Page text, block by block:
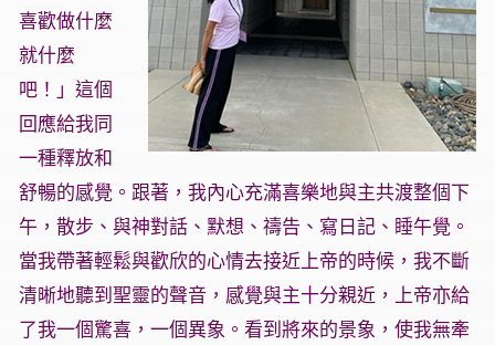
喜歡做什麼
就什麼
吧！」這個
回應給我同
一種釋放和
舒暢的感覺。跟著，我內心充滿喜樂地與主共渡整個下
午，散步、與神對話、默想、禱告、寫日記、睡午覺。
當我帶著輕鬆與歡欣的心情去接近上帝的時候，我不斷
清晰地聽到聖靈的聲音，感覺與主十分親近，上帝亦給
了我一個驚喜，一個異象。看到將來的景象，使我無牽